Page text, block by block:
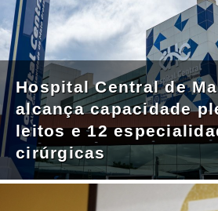
Hospital Central de
alcança capacidade
leitos e 12
cirúrgicas